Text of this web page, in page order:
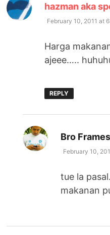
hazman aka
February 10, 2011 at
Harga
ajeee…..
REPLY
Bro
February 10,
tue la
makanan